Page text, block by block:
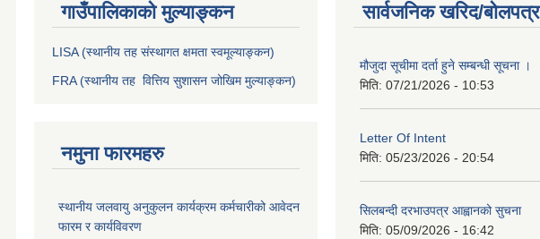
गाउँपालिकाको मुल्याङ्कन
LISA (स्थानीय तह संस्थागत क्षमता स्वमूल्याङ्कन)
FRA (स्थानीय तह वित्तिय सुशासन जोखिम मुल्याङ्कन)
नमुना फारमहरु
स्थानीय जलवायु अनुकुलन कार्यक्रम कर्मचारीको आवेदन
फारम र कार्यविवरण
सार्वजनिक खरिद/
मौजुदा सूचीमा दर्ता हुने सम्बन्धी सूचना ।
मिति: 07/21/2026 - 10:53
Letter Of Intent
मिति: 05/23/2026 - 20:54
सिलबन्दी दरभाउपत्र आह्वानको सुचना
मिति: 05/09/2026 - 16:42